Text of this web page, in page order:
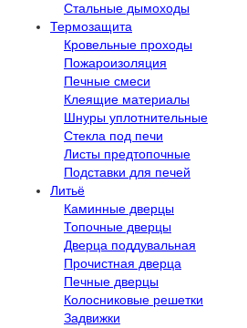
Стальные дымоходы
Термозащита
Кровельные проходы
Пожароизоляция
Печные смеси
Клеящие материалы
Шнуры уплотнительные
Стекла под печи
Листы предтопочные
Подставки для печей
Литьё
Каминные дверцы
Топочные дверцы
Дверца поддувальная
Прочистная дверца
Печные дверцы
Колосниковые решетки
Задвижки